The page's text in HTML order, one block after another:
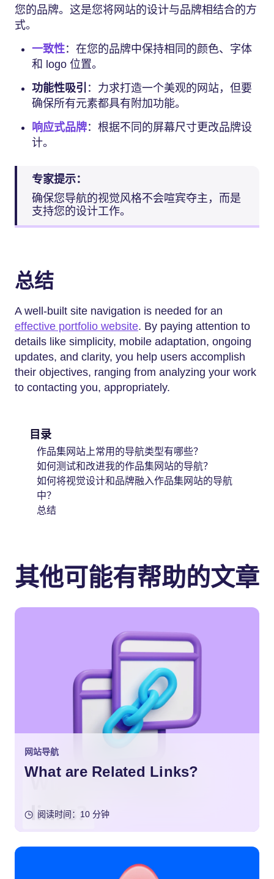
您的品牌。这是您将网站的设计与品牌相结合的方
式。
一致性：在您的品牌中保持相同的颜色、字体
和 logo 位置。
功能性吸引 ：力求打造一个美观的网站，但要
确保所有元素都具有附加功能。
响应式品牌：根据不同的屏幕尺寸更改品牌设
计。
专家提示：
确保您导航的视觉风格不会喧宾夺主，而是
支持您的设计工作。
总结
A well-built site navigation is needed for an
effective portfolio website. By paying attention to
details like simplicity, mobile adaptation, ongoing
updates, and clarity, you help users accomplish
their objectives, ranging from analyzing your work
to contacting you, appropriately.
目录
作品集网站上常用的导航类型有哪些？
如何测试和改进我的作品集网站的导航？
如何将视觉设计和品牌融入作品集网站的导航
中？
总结
其他可能有帮助的文章
网站导航
What are Related Links?
阅读时间：10 分钟